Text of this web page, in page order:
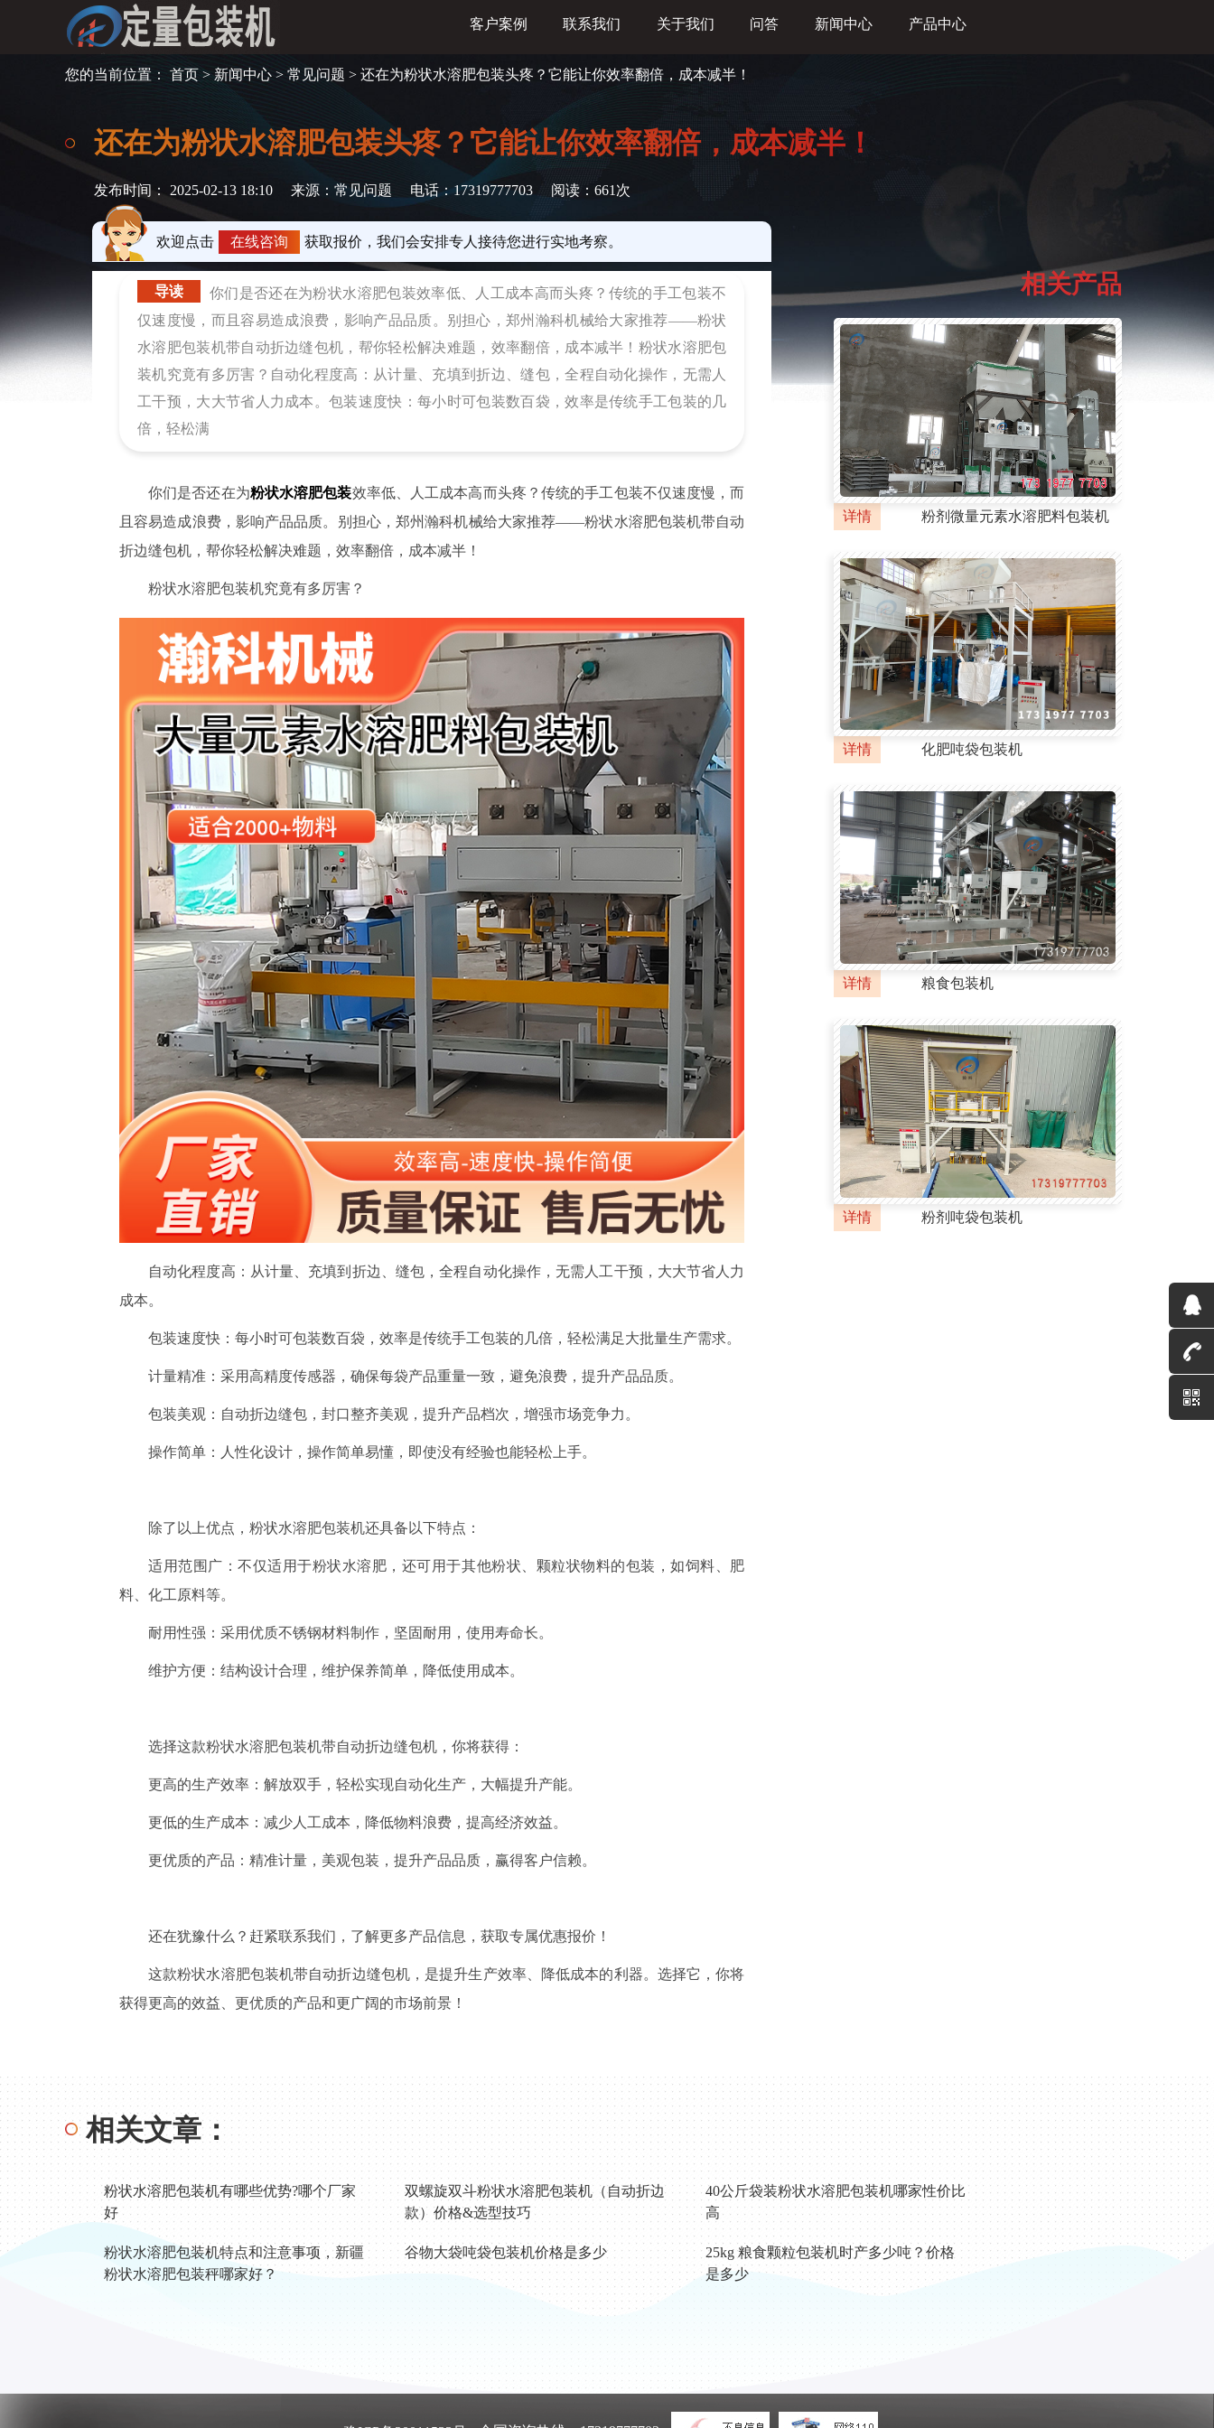
客户案例 联系我们 关于我们 问答 新闻中心 产品中心
您的当前位置： 首页 > 新闻中心 > 常见问题 > 还在为粉状水溶肥包装头疼？它能让你效率翻倍，成本减半！
还在为粉状水溶肥包装头疼？它能让你效率翻倍，成本减半！
发布时间： 2025-02-13 18:10 来源：常见问题 电话：17319777703 阅读： 661次
欢迎点击 在线咨询 获取报价，我们会安排专人接待您进行实地考察。
导读
你们是否还在为粉状水溶肥包装效率低、人工成本高而头疼？传统的手工包装不
仅速度慢，而且容易造成浪费，影响产品品质。别担心，郑州瀚科机械给大家推荐——粉状
水溶肥包装机带自动折边缝包机，帮你轻松解决难题，效率翻倍，成本减半！粉状水溶肥包
装机究竟有多厉害？自动化程度高：从计量、充填到折边、缝包，全程自动化操作，无需人
工干预，大大节省人力成本。包装速度快：每小时可包装数百袋，效率是传统手工包装的几
倍，轻松满
你们是否还在为粉状水溶肥包装效率低、人工成本高而头疼？传统的手工包装不仅速度慢，而
且容易造成浪费，影响产品品质。别担心，郑州瀚科机械给大家推荐——粉状水溶肥包装机带自动
折边缝包机，帮你轻松解决难题，效率翻倍，成本减半！
粉状水溶肥包装机究竟有多厉害？
自动化程度高：从计量、充填到折边、缝包，全程自动化操作，无需人工干预，大大节省人力
成本。
包装速度快：每小时可包装数百袋，效率是传统手工包装的几倍，轻松满足大批量生产需求。
计量精准：采用高精度传感器，确保每袋产品重量一致，避免浪费，提升产品品质。
包装美观：自动折边缝包，封口整齐美观，提升产品档次，增强市场竞争力。
操作简单：人性化设计，操作简单易懂，即使没有经验也能轻松上手。
除了以上优点，粉状水溶肥包装机还具备以下特点：
适用范围广：不仅适用于粉状水溶肥，还可用于其他粉状、颗粒状物料的包装，如饲料、肥
料、化工原料等。
耐用性强：采用优质不锈钢材料制作，坚固耐用，使用寿命长。
维护方便：结构设计合理，维护保养简单，降低使用成本。
选择这款粉状水溶肥包装机带自动折边缝包机，你将获得：
更高的生产效率：解放双手，轻松实现自动化生产，大幅提升产能。
更低的生产成本：减少人工成本，降低物料浪费，提高经济效益。
更优质的产品：精准计量，美观包装，提升产品品质，赢得客户信赖。
还在犹豫什么？赶紧联系我们，了解更多产品信息，获取专属优惠报价！
这款粉状水溶肥包装机带自动折边缝包机，是提升生产效率、降低成本的利器。选择它，你将
获得更高的效益、更优质的产品和更广阔的市场前景！
相关产品
详情 粉剂微量元素水溶肥料包装机
详情 化肥吨袋包装机
详情 粮食包装机
详情 粉剂吨袋包装机
相关文章：
粉状水溶肥包装机有哪些优势?哪个厂家
好
双螺旋双斗粉状水溶肥包装机（自动折边
款）价格&选型技巧
40公斤袋装粉状水溶肥包装机哪家性价比
高
粉状水溶肥包装机特点和注意事项，新疆
粉状水溶肥包装秤哪家好？
谷物大袋吨袋包装机价格是多少
25kg 粮食颗粒包装机时产多少吨？价格
是多少